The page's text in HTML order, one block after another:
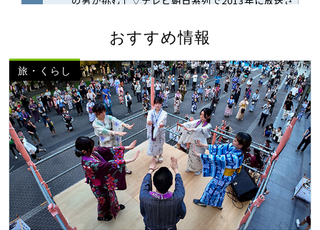
おすすめ情報
旅・くらし